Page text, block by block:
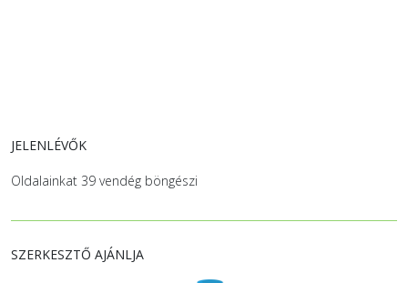
JELENLÉVŐK
Oldalainkat 39 vendég böngészi
SZERKESZTŐ AJÁNLJA